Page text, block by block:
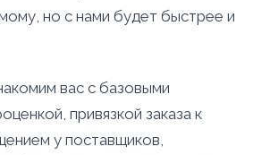
но с нами будет быстрее и
вас с базовыми
привязкой заказа к
у поставщиков,